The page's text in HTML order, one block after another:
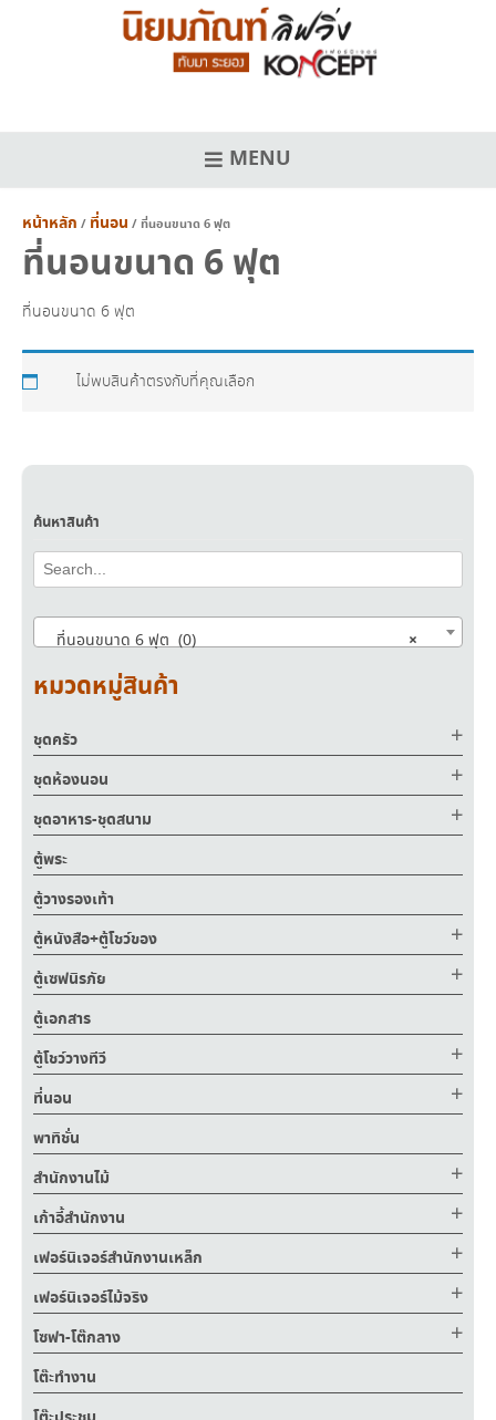
MENU
หน้าหลัก / ที่นอน / ที่นอนขนาด 6 ฟุต
ที่นอนขนาด 6 ฟุต
ที่นอนขนาด 6 ฟุต
ไม่พบสินค้าตรงกับที่คุณเลือก
ค้นหาสินค้า
×
ที่นอนขนาด 6 ฟุต (0)
หมวดหมู่สินค้า
ชุดครัว
ชุดห้องนอน
ชุดอาหาร-ชุดสนาม
ตู้พระ
ตู้วางรองเท้า
ตู้หนังสือ+ตู้โชว์ของ
ตู้เซฟนิรภัย
ตู้เอกสาร
ตู้โชว์วางทีวี
ที่นอน
พาทิชั่น
สำนักงานไม้
เก้าอี้สำนักงาน
เฟอร์นิเจอร์สำนักงานเหล็ก
เฟอร์นิเจอร์ไม้จริง
โซฟา-โต๊กลาง
โต๊ะทำงาน